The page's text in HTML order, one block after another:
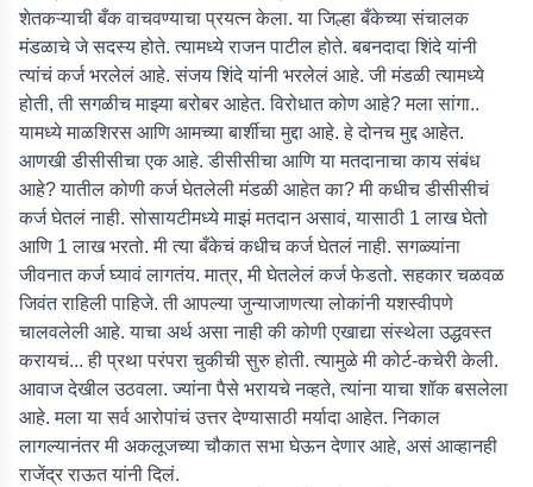
शेतकऱ्याची बँक वाचवण्याचा प्रयत्न केला. या जिल्हा बँकेच्या संचालक
मंडळाचे जे सदस्य होते. त्यामध्ये राजन पाटील होते. बबनदादा शिंदे यांनी
त्यांचं कर्ज भरलेलं आहे. संजय शिंदे यांनी भरलेलं आहे. जी मंडळी त्यामध्ये
होती, ती सगळीच माझ्या बरोबर आहेत. विरोधात कोण आहे? मला सांगा..
यामध्ये माळशिरस आणि आमच्या बार्शीचा मुद्दा आहे. हे दोनच मुद्द आहेत.
आणखी डीसीसीचा एक आहे. डीसीसीचा आणि या मतदानाचा काय संबंध
आहे? यातील कोणी कर्ज घेतलेली मंडळी आहेत का? मी कधीच डीसीसीचं
कर्ज घेतलं नाही. सोसायटीमध्ये माझं मतदान असावं, यासाठी 1 लाख घेतो
आणि 1 लाख भरतो. मी त्या बँकेचं कधीच कर्ज घेतलं नाही. सगळ्यांना
जीवनात कर्ज घ्यावं लागतंय. मात्र, मी घेतलेलं कर्ज फेडतो. सहकार चळवळ
जिवंत राहिली पाहिजे. ती आपल्या जुन्याजाणत्या लोकांनी यशस्वीपणे
चालवलेली आहे. याचा अर्थ असा नाही की कोणी एखाद्या संस्थेला उद्धवस्त
करायचं... ही प्रथा परंपरा चुकीची सुरु होती. त्यामुळे मी कोर्ट-कचेरी केली.
आवाज देखील उठवला. ज्यांना पैसे भरायचे नव्हते, त्यांना याचा शॉक बसलेला
आहे. मला या सर्व आरोपांचं उत्तर देण्यासाठी मर्यादा आहेत. निकाल
लागल्यानंतर मी अकलूजच्या चौकात सभा घेऊन देणार आहे, असं आव्हानही
राजेंद्र राऊत यांनी दिलं.